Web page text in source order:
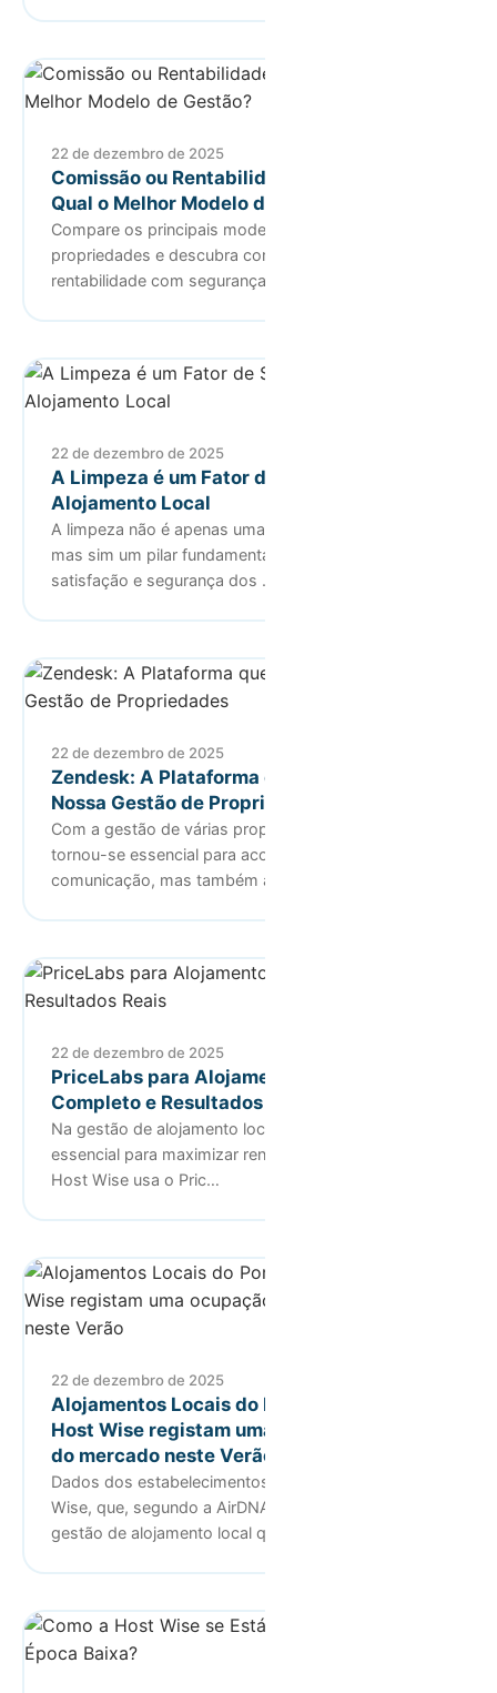
22 de dezembro de 2025
Comissão ou Rentabilidade Garantida:
Qual o Melhor Modelo de Gestão?
Compare os principais modelos de gestão de
propriedades e descubra como garantir
rentabilidade com segurança e estabil…
22 de dezembro de 2025
A Limpeza é um Fator de Sucesso do seu
Alojamento Local
A limpeza não é apenas uma questão de estética,
mas sim um pilar fundamental para garantir a
satisfação e segurança dos …
22 de dezembro de 2025
Zendesk: A Plataforma que Revolucionou a
Nossa Gestão de Propriedades
Com a gestão de várias propriedades, o Zendesk
tornou-se essencial para acompanhar cada
comunicação, mas também automati…
22 de dezembro de 2025
PriceLabs para Alojamento Local: Guia
Completo e Resultados Reais
Na gestão de alojamento local, otimizar preços é
essencial para maximizar rendimentos. Para isso, a
Host Wise usa o Pric…
22 de dezembro de 2025
Alojamentos Locais do Porto geridos pela
Host Wise registam uma ocupação acima
do mercado neste Verão
Dados dos estabelecimentos geridos pela Host
Wise, que, segundo a AirDNA, é a empresa de
gestão de alojamento local que …